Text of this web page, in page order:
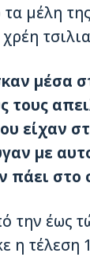
μέλη
μέσα
τους
είχαν
με
πάει στο
την έως
η τέλεση